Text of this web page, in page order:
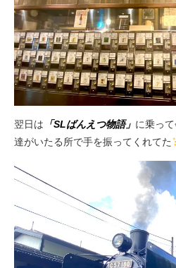
翌日は 「SLばんえつ物語」 に乗っ
達がいたる所で手を振ってくれてた